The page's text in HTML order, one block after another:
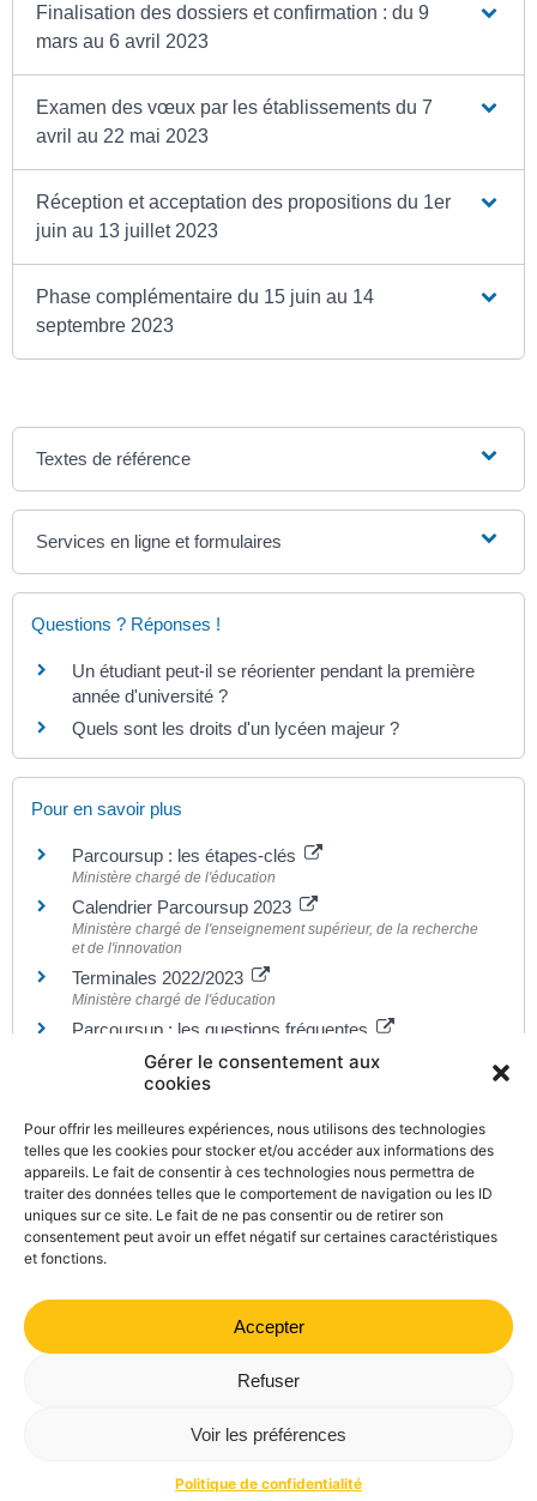
Gérer le consentement aux
cookies
Pour offrir les meilleures expériences, nous utilisons des technologies
telles que les cookies pour stocker et/ou accéder aux informations des
appareils. Le fait de consentir à ces technologies nous permettra de
traiter des données telles que le comportement de navigation ou les ID
uniques sur ce site. Le fait de ne pas consentir ou de retirer son
consentement peut avoir un effet négatif sur certaines caractéristiques
et fonctions.
Accepter
Refuser
Voir les préférences
Politique de confidentialité
Finalisation des dossiers et confirmation : du 9
mars au 6 avril 2023
Examen des vœux par les établissements du 7
avril au 22 mai 2023
Réception et acceptation des propositions du 1er
juin au 13 juillet 2023
Phase complémentaire du 15 juin au 14
septembre 2023
Textes de référence
Services en ligne et formulaires
Questions ? Réponses !
Un étudiant peut-il se réorienter pendant la première
année d'université ?
Quels sont les droits d'un lycéen majeur ?
Pour en savoir plus
Parcoursup : les étapes-clés
Ministère chargé de l'éducation
Calendrier Parcoursup 2023
Ministère chargé de l'enseignement supérieur, de la recherche
et de l'innovation
Terminales 2022/2023
Ministère chargé de l'éducation
Parcoursup : les questions fréquentes
Ministère chargé de l'enseignement supérieur, de la recherche
et de l'innovation
l'enseignement supérieur
Ministère chargé de l'éducation
Cordées de la réussite
Ministère chargé de l'éducation
© Direction de l'information légale et administrative
comarquage developpé par
21 40 70
Politique de confidentialité
Mentions légales